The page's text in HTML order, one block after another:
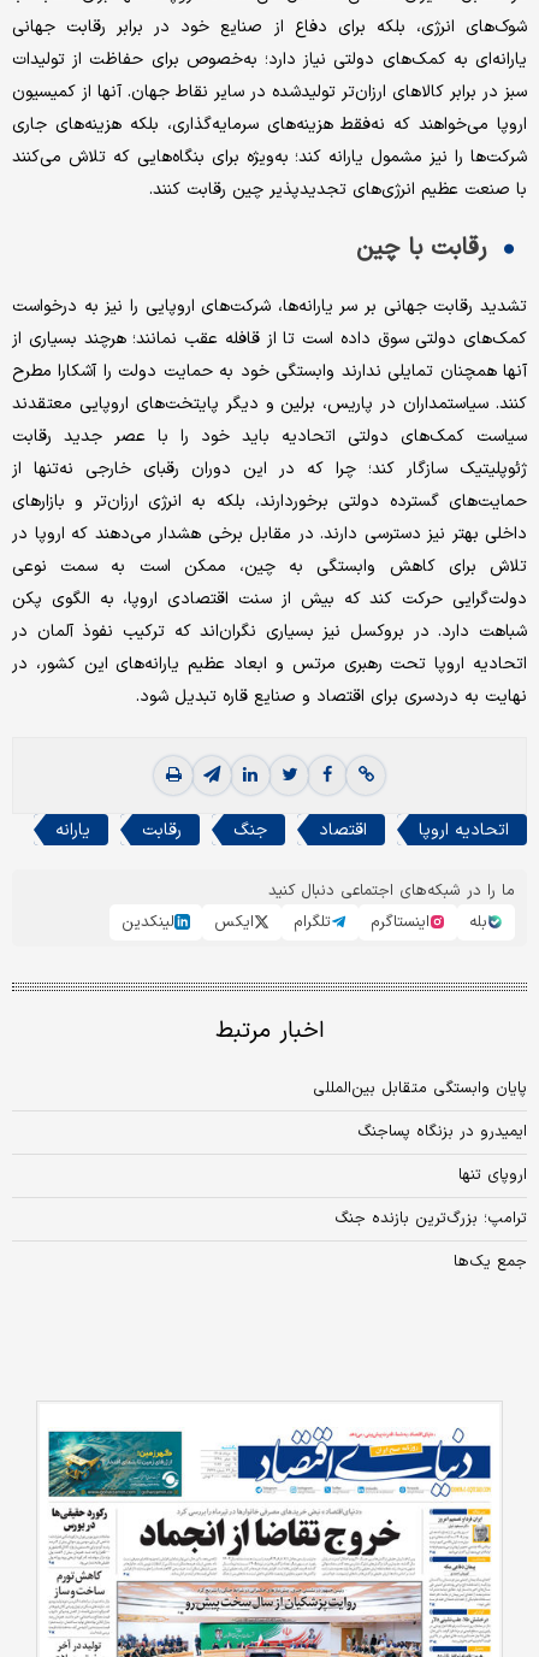
شوک‌های انرژی، بلکه برای دفاع از صنایع خود در برابر رقابت جهانی
یارانه‌ای به کمک‌های دولتی نیاز دارد؛ به‌خصوص برای حفاظت از تولیدات
سبز در برابر کالاهای ارزان‌تر تولیدشده در سایر نقاط جهان. آنها از کمیسیون
اروپا می‌خواهند که نه‌فقط هزینه‌های سرمایه‌گذاری، بلکه هزینه‌های جاری
شرکت‌ها را نیز مشمول یارانه کند؛ به‌ویژه برای بنگاه‌هایی که تلاش می‌کنند
با صنعت عظیم انرژی‌های تجدیدپذیر چین رقابت کنند.
رقابت با چین
تشدید رقابت جهانی بر سر یارانه‌ها، شرکت‌های اروپایی را نیز به درخواست
کمک‌های دولتی سوق داده است تا از قافله عقب نمانند؛ هرچند بسیاری از
آنها همچنان تمایلی ندارند وابستگی خود به حمایت دولت را آشکارا مطرح
کنند. سیاستمداران در پاریس، برلین و دیگر پایتخت‌های اروپایی معتقدند
سیاست کمک‌های دولتی اتحادیه باید خود را با عصر جدید رقابت
ژئوپلیتیک سازگار کند؛ چرا که در این دوران رقبای خارجی نه‌تنها از
حمایت‌های گسترده دولتی برخوردارند، بلکه به انرژی ارزان‌تر و بازارهای
داخلی بهتر نیز دسترسی دارند. در مقابل برخی هشدار می‌دهند که اروپا در
تلاش برای کاهش وابستگی به چین، ممکن است به سمت نوعی
دولت‌گرایی حرکت کند که بیش از سنت اقتصادی اروپا، به الگوی پکن
شباهت دارد. در بروکسل نیز بسیاری نگران‌اند که ترکیب نفوذ آلمان در
اتحادیه اروپا تحت رهبری مرتس و ابعاد عظیم یارانه‌های این کشور، در
نهایت به دردسری برای اقتصاد و صنایع قاره تبدیل شود.
اتحادیه اروپا اقتصاد جنگ رقابت یارانه
ما را در شبکه‌های اجتماعی دنبال کنید
بله
اینستاگرم تلگرام ایکس لینکدین
اخبار مرتبط
پایان وابستگی متقابل بین‌المللی
ایمیدرو در بزنگاه پساجنگ
اروپای تنها
ترامپ؛ بزرگ‌ترین بازنده جنگ
جمع یک‌ها